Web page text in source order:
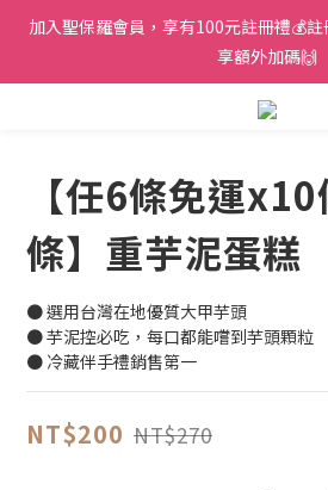
加入聖保羅會員，享有100元註冊禮💰
享額外加碼🙌
【任6條免運
條】重芋泥蛋糕
● 選用台灣在地優質大甲芋頭
● 芋泥控必吃，每口都能嚐到芋頭顆粒
● 冷藏伴手禮銷售第一
NT$200 NT$270